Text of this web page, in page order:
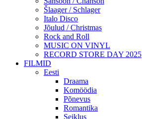
Šlaager / Schlager
Italo Disco
Jõulud / Christmas
Rock and Roll
MUSIC ON VINYL
RECORD STORE DAY 2025
FILMID
Eesti
Draama
Komöödia
Põnevus
Romantika
Seiklus